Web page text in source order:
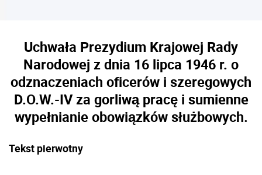
Uchwała Prezydium Krajowej Rady
Narodowej z dnia 16 lipca 1946 r. o
odznaczeniach oficerów i szeregowych
D.O.W.-IV za gorliwą pracę i sumienne
wypełnianie obowiązków służbowych.
Tekst pierwotny